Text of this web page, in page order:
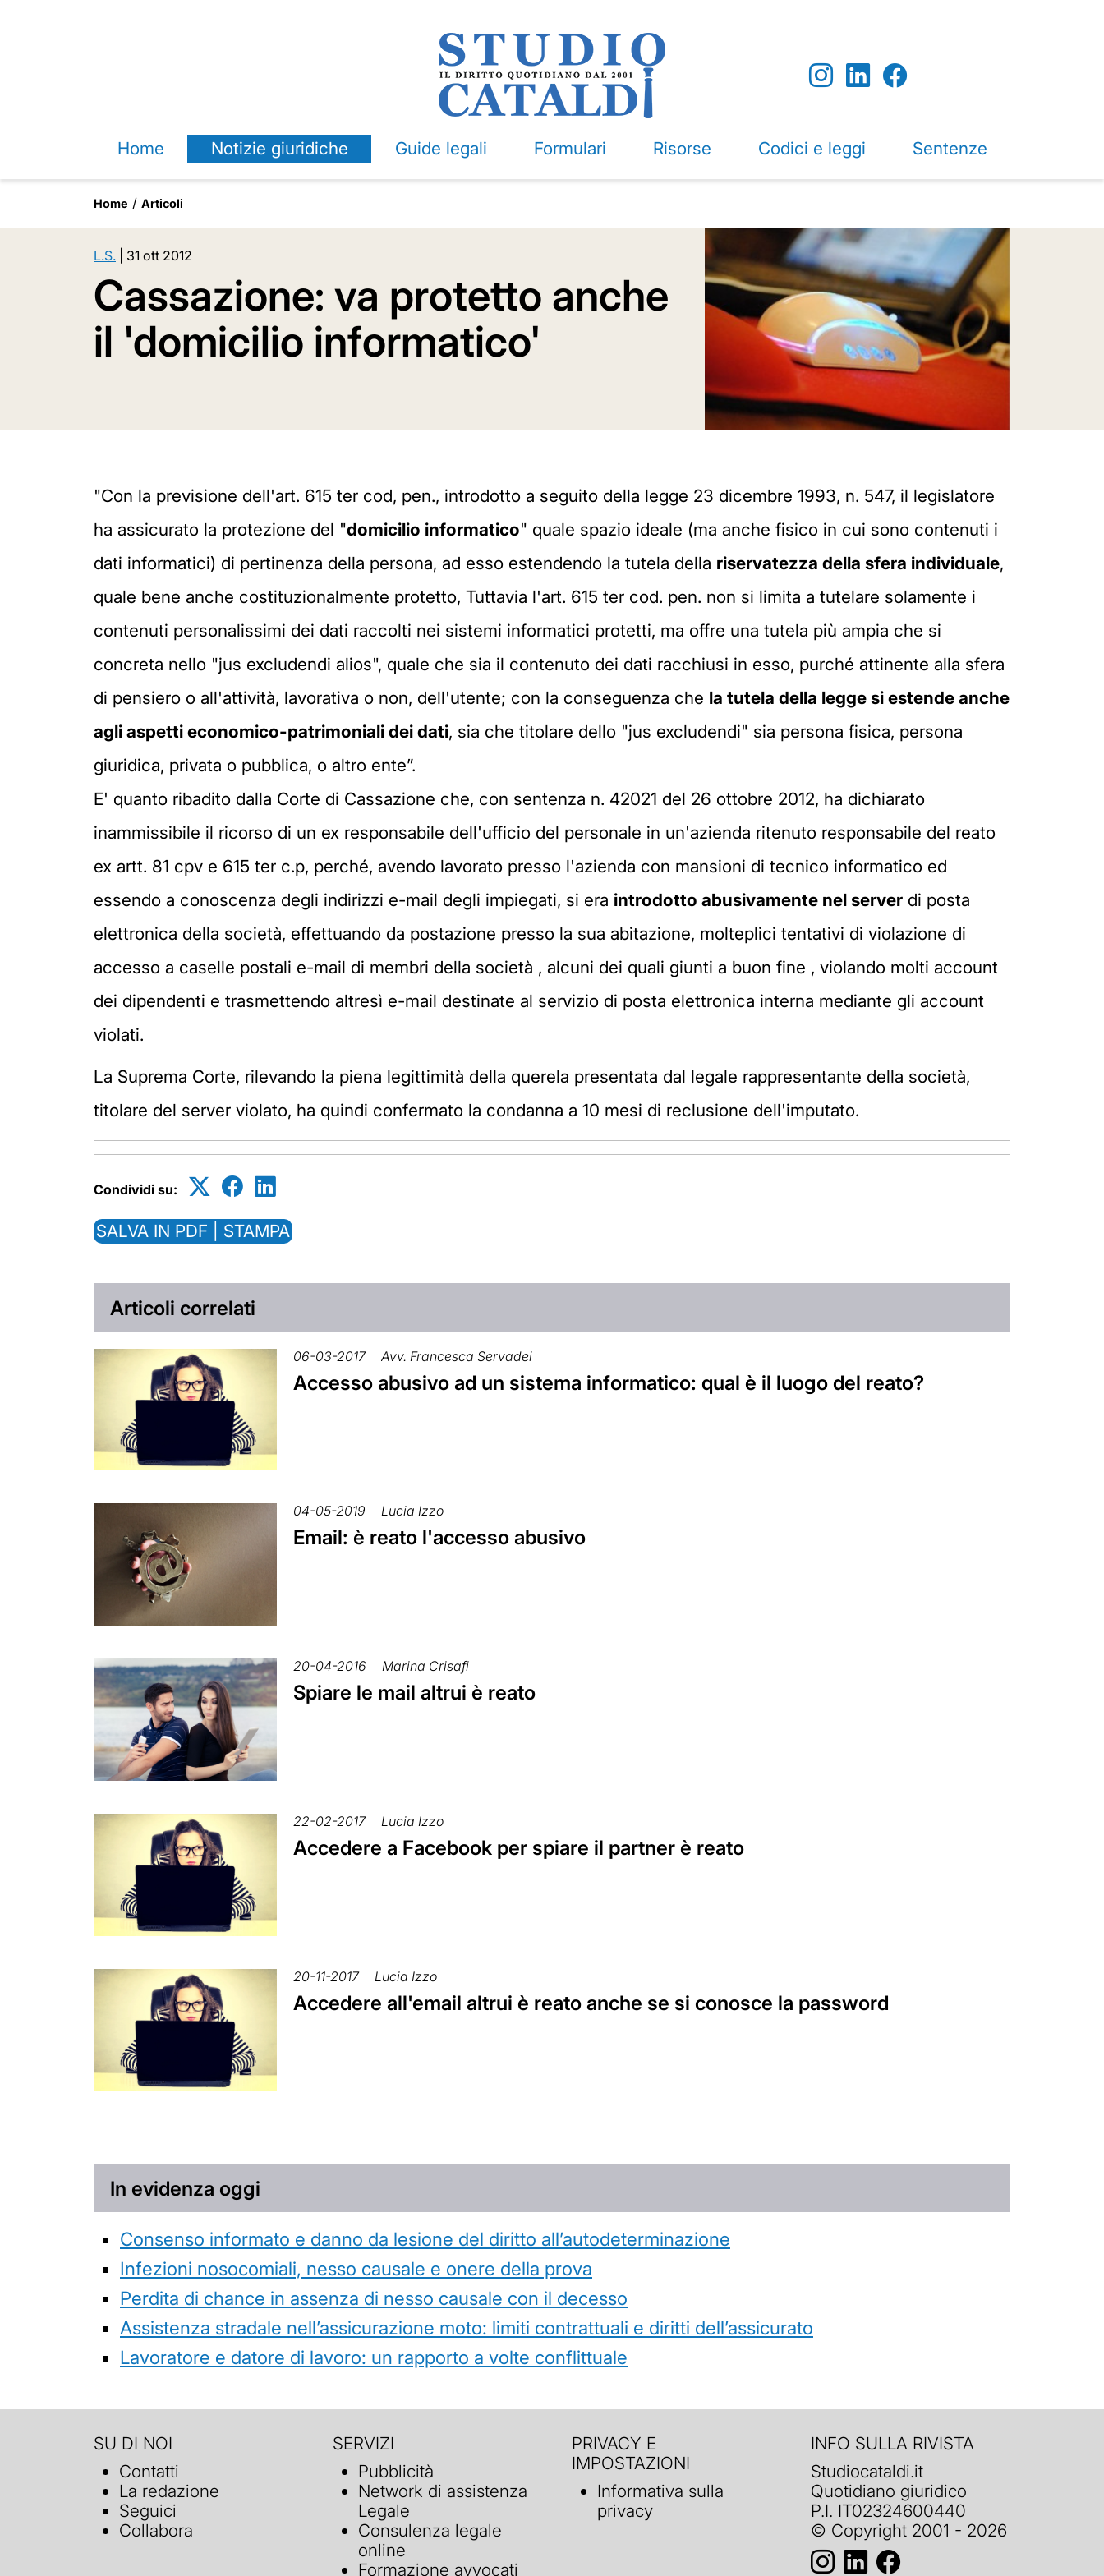
Home Notizie giuridiche Guide legali Formulari Risorse Codici e leggi Sentenze
Home Articoli
L.S. 31 ott 2012
Cassazione: va protetto anche
il 'domicilio informatico'
"Con la previsione dell'art. 615 ter cod, pen., introdotto a seguito della legge 23 dicembre 1993, n. 547, il legislatore
ha assicurato la protezione del "domicilio informatico" quale spazio ideale (ma anche fisico in cui sono contenuti i
dati informatici) di pertinenza della persona, ad esso estendendo la tutela della riservatezza della sfera individuale,
quale bene anche costituzionalmente protetto, Tuttavia l'art. 615 ter cod. pen. non si limita a tutelare solamente i
contenuti personalissimi dei dati raccolti nei sistemi informatici protetti, ma offre una tutela più ampia che si
concreta nello "jus excludendi alios", quale che sia il contenuto dei dati racchiusi in esso, purché attinente alla sfera
di pensiero o all'attività, lavorativa o non, dell'utente; con la conseguenza che la tutela della legge si estende anche
agli aspetti economico-patrimoniali dei dati, sia che titolare dello "jus excludendi" sia persona fisica, persona
giuridica, privata o pubblica, o altro ente”.
E' quanto ribadito dalla Corte di Cassazione che, con sentenza n. 42021 del 26 ottobre 2012, ha dichiarato
inammissibile il ricorso di un ex responsabile dell'ufficio del personale in un'azienda ritenuto responsabile del reato
ex artt. 81 cpv e 615 ter c.p, perché, avendo lavorato presso l'azienda con mansioni di tecnico informatico ed
essendo a conoscenza degli indirizzi e-mail degli impiegati, si era introdotto abusivamente nel server di posta
elettronica della società, effettuando da postazione presso la sua abitazione, molteplici tentativi di violazione di
accesso a caselle postali e-mail di membri della società , alcuni dei quali giunti a buon fine , violando molti account
dei dipendenti e trasmettendo altresì e-mail destinate al servizio di posta elettronica interna mediante gli account
violati.
La Suprema Corte, rilevando la piena legittimità della querela presentata dal legale rappresentante della società,
titolare del server violato, ha quindi confermato la condanna a 10 mesi di reclusione dell'imputato.
Condividi su:
SALVA IN PDF | STAMPA
Articoli correlati
06-03-2017 Avv. Francesca Servadei
Accesso abusivo ad un sistema informatico: qual è il luogo del reato?
04-05-2019 Lucia Izzo
Email: è reato l'accesso abusivo
20-04-2016 Marina Crisafi
Spiare le mail altrui è reato
22-02-2017 Lucia Izzo
Accedere a Facebook per spiare il partner è reato
20-11-2017 Lucia Izzo
Accedere all'email altrui è reato anche se si conosce la password
In evidenza oggi
Consenso informato e danno da lesione del diritto all’autodeterminazione
Infezioni nosocomiali, nesso causale e onere della prova
Perdita di chance in assenza di nesso causale con il decesso
Assistenza stradale nell’assicurazione moto: limiti contrattuali e diritti dell’assicurato
Lavoratore e datore di lavoro: un rapporto a volte conflittuale
SU DI NOI
Contatti
La redazione
Seguici
Collabora
SERVIZI
Pubblicità
Network di assistenza
Legale
Consulenza legale
online
Formazione avvocati
PRIVACY E
IMPOSTAZIONI
Informativa sulla
privacy
INFO SULLA RIVISTA
Studiocataldi.it
Quotidiano giuridico
P.I. IT02324600440
© Copyright 2001 - 2026